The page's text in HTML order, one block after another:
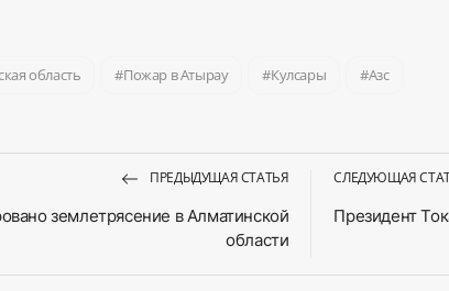
область Пожар в Атырау Кулсары Азс
ПРЕДЫДУЩАЯ СТАТЬЯ
землетрясение в Алматинской
области
СЛЕДУЮЩАЯ
Президент